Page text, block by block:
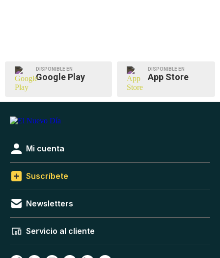
DISPONIBLE EN
Google Play
DISPONIBLE EN
App Store
Mi cuenta
Suscríbete
Newsletters
Servicio al cliente